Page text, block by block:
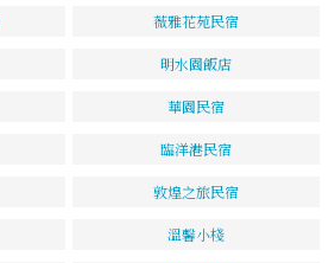
薇雅花苑民宿
明水園飯店
華園民宿
臨洋港民宿
敦煌之旅民宿
溫馨小棧